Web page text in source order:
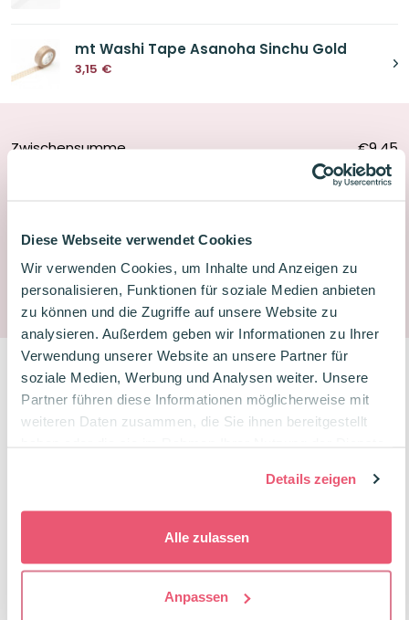
Diese Webseite verwendet Cookies
Wir verwenden Cookies, um Inhalte und Anzeigen zu
personalisieren, Funktionen für soziale Medien anbieten
zu können und die Zugriffe auf unsere Website zu
analysieren. Außerdem geben wir Informationen zu Ihrer
Verwendung unserer Website an unsere Partner für
soziale Medien, Werbung und Analysen weiter. Unsere
Partner führen diese Informationen möglicherweise mit
weiteren Daten zusammen, die Sie ihnen bereitgestellt
Details zeigen
Alle zulassen
Anpassen
mt Washi Tape Asanoha Sinchu Gold
3,15 €
Zwischensumme €9,45
Gesamtsumme
Produkt ist vorübergehend nicht auf Lager